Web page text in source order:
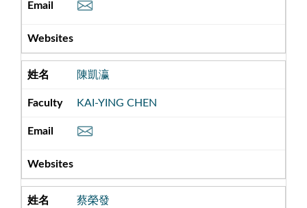
陳凱瀛
KAI-YING CHEN
蔡榮發